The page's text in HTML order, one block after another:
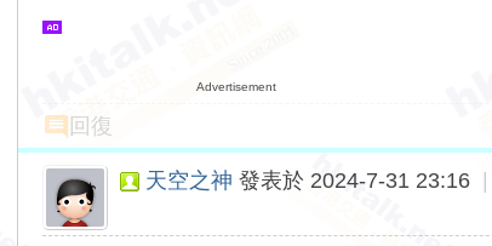
Advertisement
回復
天空之神 發表於 2024-7-31 23:16